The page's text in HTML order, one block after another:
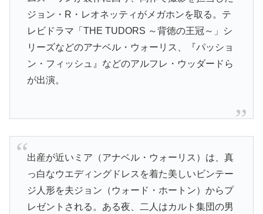
ジョン・R・レオネッティがメガホンを取る。テ
レビドラマ「THE TUDORS ～背徳の王冠～」シ
リーズなどのアナベル・ウォーリス、『パッショ
ン・フィッシュ』などのアルフレ・ウッダードら
が出演。
出産が近いミア（アナベル・ウォーリス）は、真
っ白なウエディングドレスを着た美しいビンテー
ジ人形を夫ジョン（ウォード・ホートン）からプ
レゼントされる。ある夜、二人はカルト集団の男